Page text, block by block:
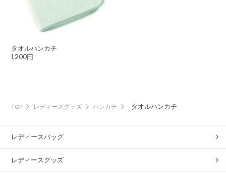
タオルハンカチ
1,200円
TOP レディースグッズ ハンカチ タオルハンカチ
レディースバッグ
レディースグッズ